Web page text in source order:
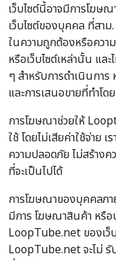
เว็บไซต์นี้อาจมีการโฆษ
เว็บไซต์ของบุคคล ที่สา
ในความถูกต้องหรือควา
หรือเว็บไซต์เหล่านั้น แ
ๆ สำหรับการดำเนินการ
และการเสนอขายที่ทำโ
การโฆษณาช่วยให้
ใช้ โดยไม่เสียค่าใช้จ่าย
ความปลอดภัย ไม่สร้าง
ที่จะเป็นไปได้
การโฆษณาของบุคคลภา
มีการ โฆษณาสินค้า หรือ
LoopTube.net ของเว็
LoopTube.net จะไม่